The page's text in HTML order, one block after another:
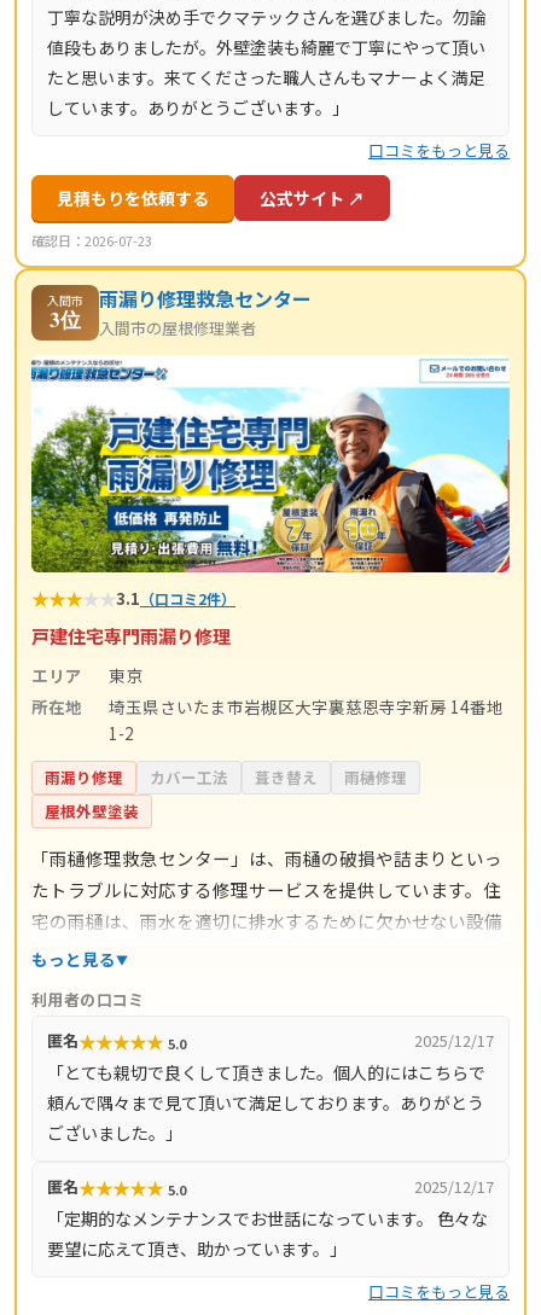
丁寧な説明が決め手でクマテックさんを選びました。勿論
値段もありましたが。外壁塗装も綺麗で丁寧にやって頂い
たと思います。来てくださった職人さんもマナーよく満足
しています。ありがとうございます。」
口コミをもっと見る
見積もりを依頼する 公式サイト ↗
確認日：2026-07-23
入間市
3位
雨漏り修理救急センター
入間市の屋根修理業者
★★★★★3.1 （口コミ2件）
戸建住宅専門雨漏り修理
エリア
東京
所在地
埼玉県さいたま市岩槻区大字裏慈恩寺字新房 14番地
1-2
雨漏り修理 カバー工法 葺き替え
雨樋修理
屋根外壁塗装
「雨樋修理救急センター」は、雨樋の破損や詰まりといっ
たトラブルに対応する修理サービスを提供しています。住
宅の雨樋は、雨水を適切に排水するために欠かせない設備
であり、故障や劣化を放置すると外壁や基礎部分に影響を
合に迅速な対応を行い、利用者の暮らしを守るサポートを
行っています。 また、日常的な清掃や点検といったメンテ
ナンスにも対応しており、急な修理だけでなく予防的な管
理を希望する方にも利用しやすいのが特徴です。専門スタ
ッフによる現場対応を通じて、地域の住宅維持に貢献して
もっと見る
利用者の口コミ
匿名★★★★★ 5.0 2025/12/17
「とても親切で良くして頂きました。個人的にはこちらで
頼んで隅々まで見て頂いて満足しております。ありがとう
ございました。」
匿名★★★★★ 5.0 2025/12/17
「定期的なメンテナンスでお世話になっています。 色々な
要望に応えて頂き、助かっています。」
口コミをもっと見る